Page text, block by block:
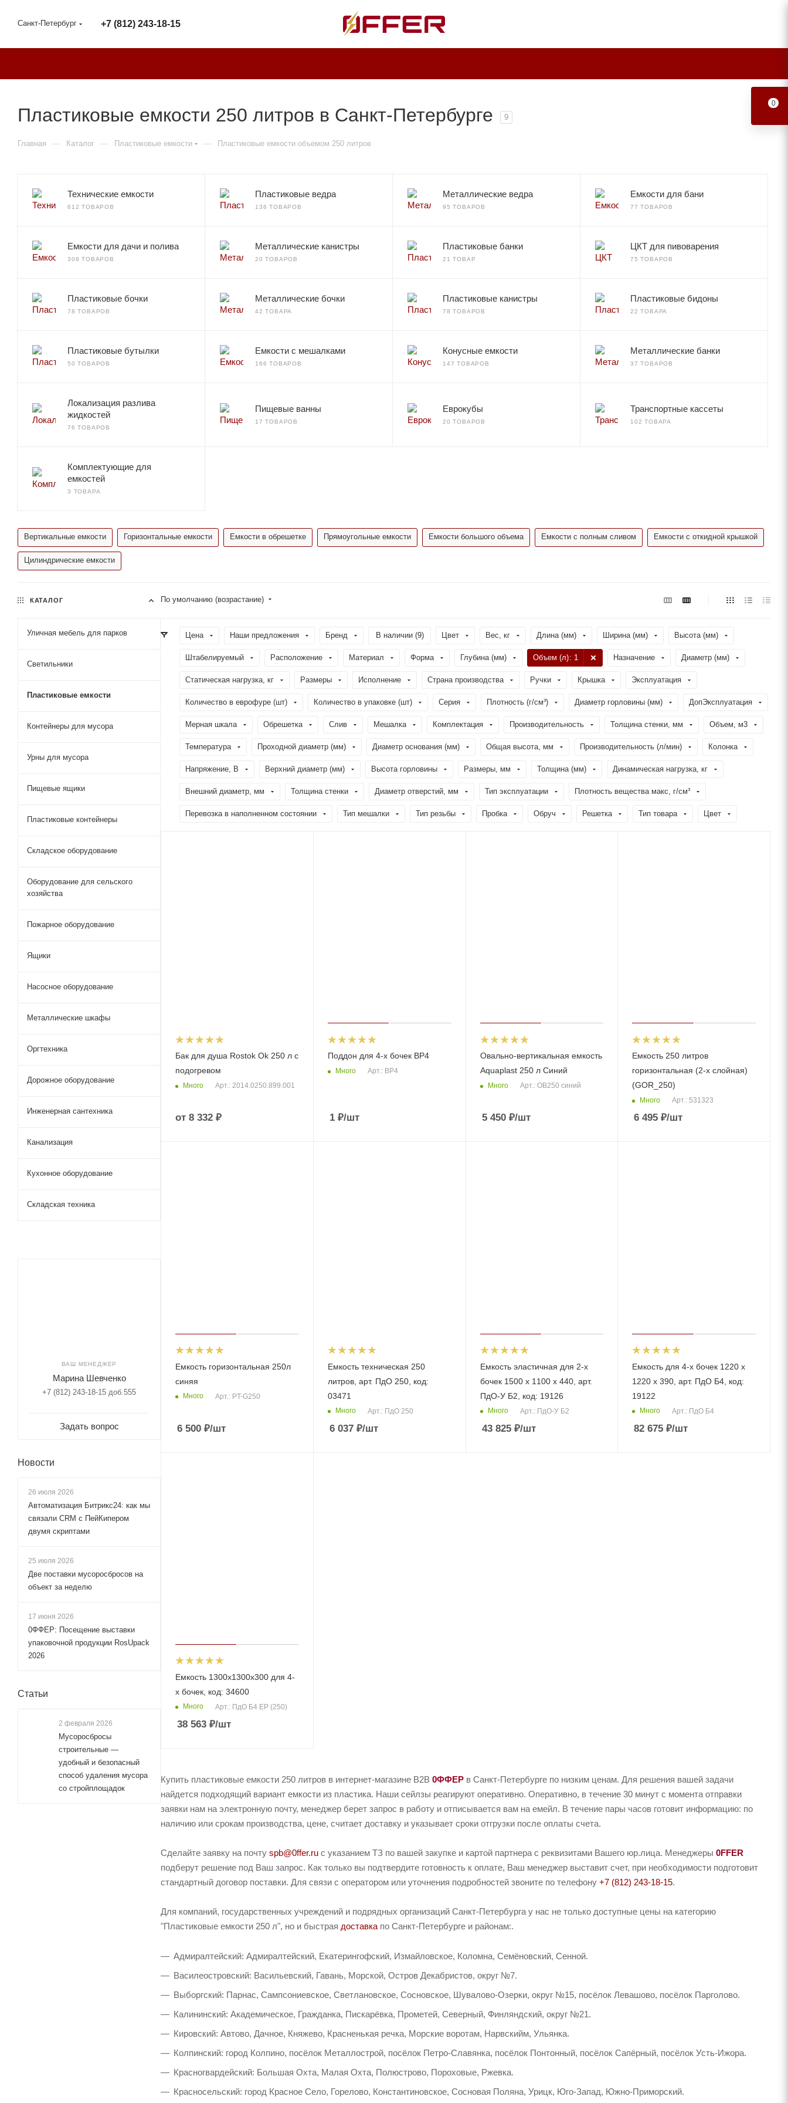
Санкт-Петербург +7 (812) 243-18-15
Пластиковые емкости 250 литров в Санкт-Петербурге 9
Главная — Каталог — Пластиковые емкости — Пластиковые емкости объемом 250 литров
Технические емкости
612 ТОВАРОВ
Пластиковые ведра
136 ТОВАРОВ
Металлические ведра
95 ТОВАРОВ
Емкости для бани
77 ТОВАРОВ
Емкости для дачи и полива
308 ТОВАРОВ
Металлические канистры
20 ТОВАРОВ
Пластиковые банки
21 ТОВАР
ЦКТ для пивоварения
75 ТОВАРОВ
Пластиковые бочки
78 ТОВАРОВ
Металлические бочки
42 ТОВАРА
Пластиковые канистры
78 ТОВАРОВ
Пластиковые бидоны
22 ТОВАРА
Пластиковые бутылки
50 ТОВАРОВ
Емкости с мешалками
166 ТОВАРОВ
Конусные емкости
147 ТОВАРОВ
Металлические банки
37 ТОВАРОВ
Локализация разлива
жидкостей
76 ТОВАРОВ
Пищевые ванны
17 ТОВАРОВ
Еврокубы
20 ТОВАРОВ
Транспортные кассеты
102 ТОВАРА
Комплектующие для
емкостей
3 ТОВАРА
Вертикальные емкости Горизонтальные емкости Емкости в обрешетке Прямоугольные емкости Емкости большого объема Емкости с полным сливом Емкости с откидной крышкой
Цилиндрические емкости
По умолчанию (возрастание)
Цена Наши предложения Бренд В наличии (9) Цвет Вес, кг Длина (мм) Ширина (мм) Высота (мм)
Штабелируемый Расположение Материал Форма Глубина (мм) Объем (л): 1 Назначение Диаметр (мм)
Статическая нагрузка, кг Размеры Исполнение Страна производства Ручки Крышка Эксплуатация
Количество в еврофуре (шт) Количество в упаковке (шт) Серия Плотность (г/см³) Диаметр горловины (мм) ДопЭксплуатация
Мерная шкала Обрешетка Слив Мешалка Комплектация Производительность Толщина стенки, мм Объем, м3
Температура Проходной диаметр (мм) Диаметр основания (мм) Общая высота, мм Производительность (л/мин) Колонка
Напряжение, В Верхний диаметр (мм) Высота горловины Размеры, мм Толщина (мм) Динамическая нагрузка, кг
Внешний диаметр, мм Толщина стенки Диаметр отверстий, мм Тип эксплуатации Плотность вещества макс, г/см³
Перевозка в наполненном состоянии Тип мешалки Тип резьбы Пробка Обруч Решетка Тип товара Цвет
Бак для душа Rostok Ok 250 л с
подогревом
Много Арт.: 2014.0250.899.001
от 8 332 ₽
Поддон для 4-х бочек BP4
Много Арт.: BP4
1₽/шт
Овально-вертикальная емкость
Aquaplast 250 л Синий
Много Арт.: ОВ250 синий
5 450₽/шт
Емкость 250 литров
горизонтальная (2-x слойная)
(GOR_250)
Много Арт.: 531323
6 495 ₽/шт
Емкость горизонтальная 250л
синяя
Много Арт.: PT-G250
6 500 ₽/шт
Емкость техническая 250
литров, арт. ПдО 250, код:
03471
Много Арт.: ПдО 250
6 037₽/шт
Емкость эластичная для 2-х
бочек 1500 х 1100 х 440, арт.
ПдО-У Б2, код: 19126
Много Арт.: ПдО-У Б2
43 825₽/шт
Емкость для 4-х бочек 1220 х
1220 х 390, арт. ПдО Б4, код:
19122
Много Арт.: ПдО Б4
82 675 ₽/шт
Емкость 1300х1300х300 для 4-
х бочек, код: 34600
Много Арт.: ПдО Б4 EP (250)
38 563 ₽/шт
Купить пластиковые емкости 250 литров в интернет-магазине B2B 0ФФЕР в Санкт-Петербурге по низким ценам. Для решения вашей задачи
найдется подходящий вариант емкости из пластика. Наши сейлзы реагируют оперативно. Оперативно, в течение 30 минут с момента отправки
заявки нам на электронную почту, менеджер берет запрос в работу и отписывается вам на емейл. В течение пары часов готовит информацию: по
наличию или срокам производства, цене, считает доставку и указывает сроки отгрузки после оплаты счета.
Сделайте заявку на почту spb@0ffer.ru с указанием ТЗ по вашей закупке и картой партнера с реквизитами Вашего юр.лица. Менеджеры 0FFER
подберут решение под Ваш запрос. Как только вы подтвердите готовность к оплате, Ваш менеджер выставит счет, при необходимости подготовит
стандартный договор поставки. Для связи с оператором или уточнения подробностей звоните по телефону +7 (812) 243-18-15.
Для компаний, государственных учреждений и подрядных организаций Санкт-Петербурга у нас не только доступные цены на категорию
"Пластиковые емкости 250 л", но и быстрая доставка по Санкт-Петербурге и районам:.
Адмиралтейский: Адмиралтейский, Екатерингофский, Измайловское, Коломна, Семёновский, Сенной.
Василеостровский: Васильевский, Гавань, Морской, Остров Декабристов, округ №7.
Выборгский: Парнас, Сампсониевское, Светлановское, Сосновское, Шувалово-Озерки, округ №15, посёлок Левашово, посёлок Парголово.
Калининский: Академическое, Гражданка, Пискарёвка, Прометей, Северный, Финляндский, округ №21.
Кировский: Автово, Дачное, Княжево, Красненькая речка, Морские воротам, Нарвскийм, Ульянка.
Колпинский: город Колпино, посёлок Металлострой, посёлок Петро-Славянка, посёлок Понтонный, посёлок Сапёрный, посёлок Усть-Ижора.
Красногвардейский: Большая Охта, Малая Охта, Полюстрово, Пороховые, Ржевка.
Красносельский: город Красное Село, Горелово, Константиновское, Сосновая Поляна, Урицк, Юго-Запад, Южно-Приморский.
КАТАЛОГ
Уличная мебель для парков
Светильники
Пластиковые емкости
Контейнеры для мусора
Урны для мусора
Пищевые ящики
Пластиковые контейнеры
Складское оборудование
Оборудование для сельского
хозяйства
Пожарное оборудование
Ящики
Насосное оборудование
Металлические шкафы
Оргтехника
Дорожное оборудование
Инженерная сантехника
Канализация
Кухонное оборудование
Складская техника
ВАШ МЕНЕДЖЕР
Марина Шевченко
+7 (812) 243-18-15 доб.555
Задать вопрос
Новости
26 июля 2026
Автоматизация Битрикс24: как мы
связали CRM с ПейКипером
двумя скриптами
25 июля 2026
Две поставки мусоросбросов на
объект за неделю
17 июня 2026
0ФФЕР: Посещение выставки
упаковочной продукции RosUpack
2026
Статьи
2 февраля 2026
Мусоросбросы
строительные —
удобный и безопасный
способ удаления мусора
со стройплощадок
0